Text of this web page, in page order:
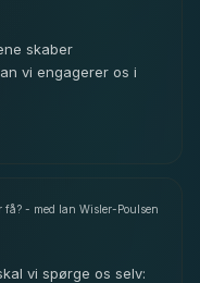
skaber
vi engagerer os i
få? - med Ian Wisler-Poulsen
vi spørge os selv: